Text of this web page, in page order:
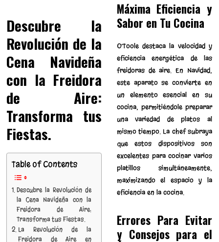
Descubre la
Revolución de la
Cena Navideña
con la Freidora
de Aire:
Transforma tus
Fiestas.
Table of Contents
Descubre la Revolución de
la Cena Navideña con la
Freidora de Aire:
Transforma tus Fiestas.
La Revolución de la
Freidora de Aire en
Máxima Eficiencia y
Sabor en Tu Cocina
O’Toole destaca la velocidad y
eficiencia energética de las
freidoras de aire. En Navidad,
este aparato se convierte en
un elemento esencial en su
cocina, permitiéndole preparar
una variedad de platos al
mismo tiempo. La chef subraya
que estos dispositivos son
excelentes para cocinar varios
platillos simultáneamente,
maximizando el espacio y la
eficiencia en la cocina.
Errores Para Evitar
y Consejos para el